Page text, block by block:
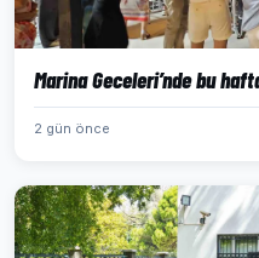
Marina Geceleri’nde bu
2 gün önce